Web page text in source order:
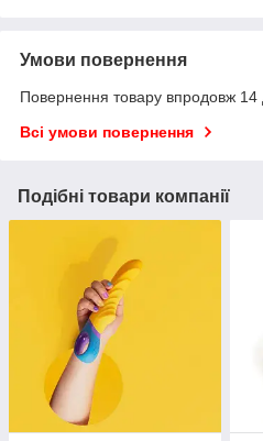
Умови повернення
Повернення товару впродовж 14
Всі умови повернення
Подібні товари компанії